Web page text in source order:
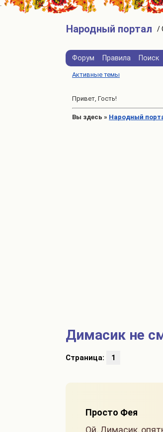
Народный портал
Форум Правила Поиск
Активные темы
Привет, Гость!
Вы здесь » Народный
Димасик не
Страница: 1
Просто Фея
Ой, Димасик,